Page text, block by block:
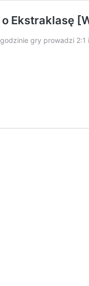
Ekstraklasę
gry prowadzi